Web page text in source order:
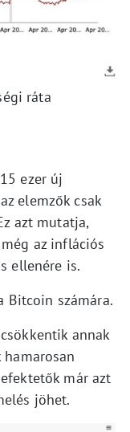
ráta
ezer új
elemzők csak
azt mutatja,
az inflációs
ellenére is.
Bitcoin számára.
annak
már azt
jöhet.